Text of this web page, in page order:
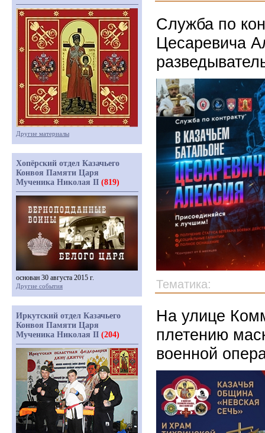
Служба по
Цесаревича
Тематика:
На улице
плетению
военной
Другие материалы
Хопёрский отдел Казачьего
Конвоя Памяти Царя
Мученика Николая II (819)
основан 30 августа 2015 г.
Другие события
Иркутский отдел Казачьего
Конвоя Памяти Царя
Мученика Николая II (204)